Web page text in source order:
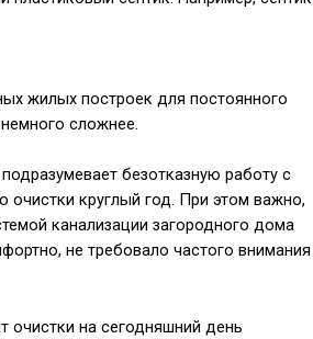
жилых построек для постоянного
сложнее.
безотказную работу с
очистки круглый год. При этом важно,
канализации загородного дома
не требовало частого внимания
очистки на сегодняшний день